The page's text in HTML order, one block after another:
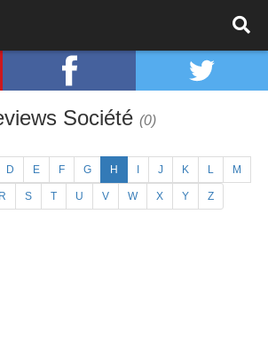
Société (0)
D E F G H J K L M
R S T U V W X Y Z